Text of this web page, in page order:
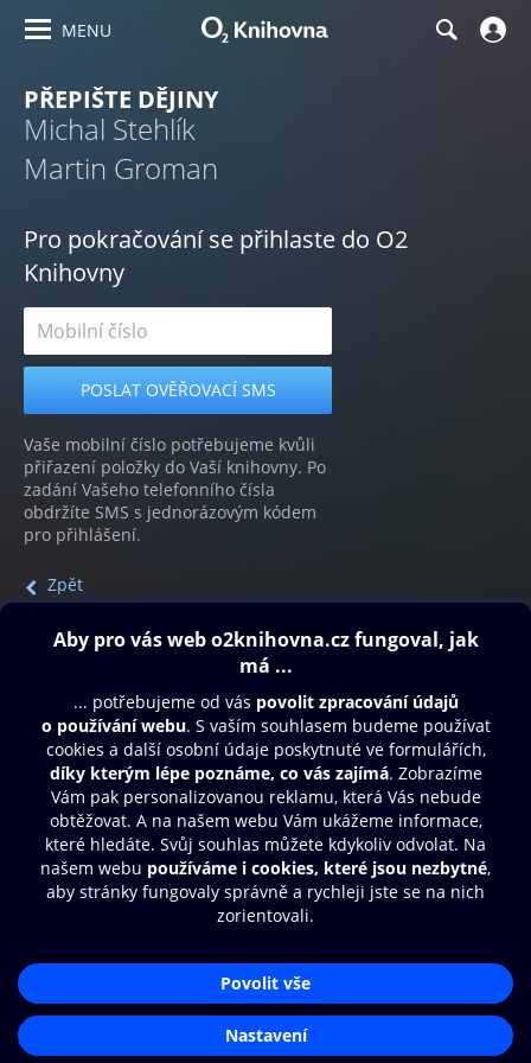
MENU
PŘEPIŠTE DĚJINY
Michal Stehlík
Martin Groman
Pro pokračování se přihlaste do O2
Knihovny
Vaše mobilní číslo potřebujeme kvůli
přiřazení položky do Vaší knihovny. Po
zadání Vašeho telefonního čísla
obdržíte SMS s jednorázovým kódem
pro přihlášení.
Zpět
Obsah ke stažení
Moje O2 Knihovna
Další zábava
© O2 Czech Republic a.s.
Přístupnost
Zásady zpracování osobních údajůAplikace O2 Knihovna
Čti a poslouchej své e-knihy a